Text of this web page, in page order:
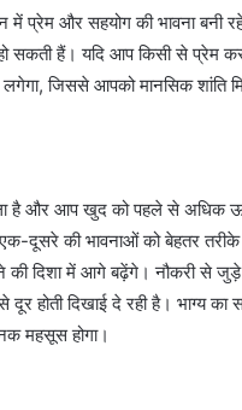
और सहयोग की भावना बनी
हो सकती हैं। यदि आप किसी से
जिससे आपको मानसिक शांति
है और आप खुद को पहले से अधिक
दूसरे की भावनाओं को बेहतर
दिशा में आगे बढ़ेंगे। नौकरी से जुड़े
से दूर होती दिखाई दे रही है।
महसूस होगा।